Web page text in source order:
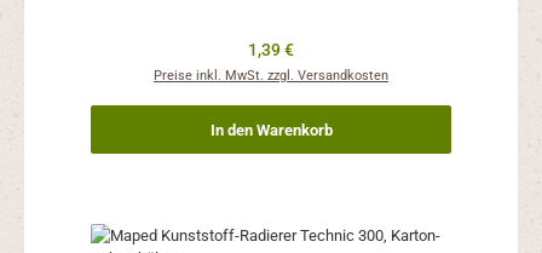
Regulärer Preis:
1,39 €
Preise inkl. MwSt. zzgl. Versandkosten
In den Warenkorb